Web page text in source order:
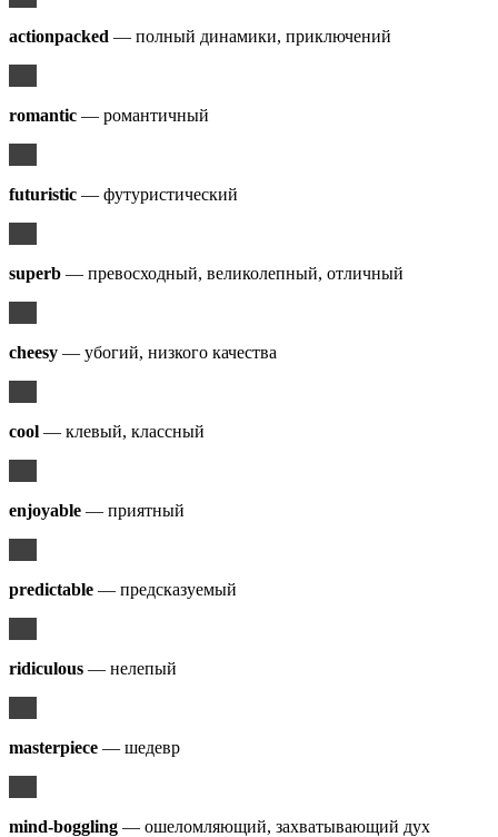
actionpacked — полный динамики, приключений
romantic — романтичный
futuristic — футуристический
superb — превосходный, великолепный, отличный
cheesy — убогий, низкого качества
cool — клевый, классный
enjoyable — приятный
predictable — предсказуемый
ridiculous — нелепый
masterpiece — шедевр
mind-boggling — ошеломляющий, захватывающий дух